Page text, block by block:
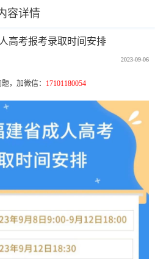
容详情
高考报考录取时间安排
2023-09-06
，加微信： 17101180054